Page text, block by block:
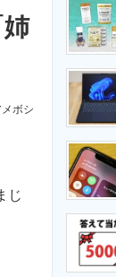
造業のIT導入・活用を支
ネルギーの専門メディア
ボシ
じ